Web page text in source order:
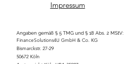
Impressum
Angaben gemäß § 5 TMG und § 18 Abs. 2 MStV:
FinanceSolutions4U GmbH & Co. KG
Bismarckstr. 27-29
50672 Köln